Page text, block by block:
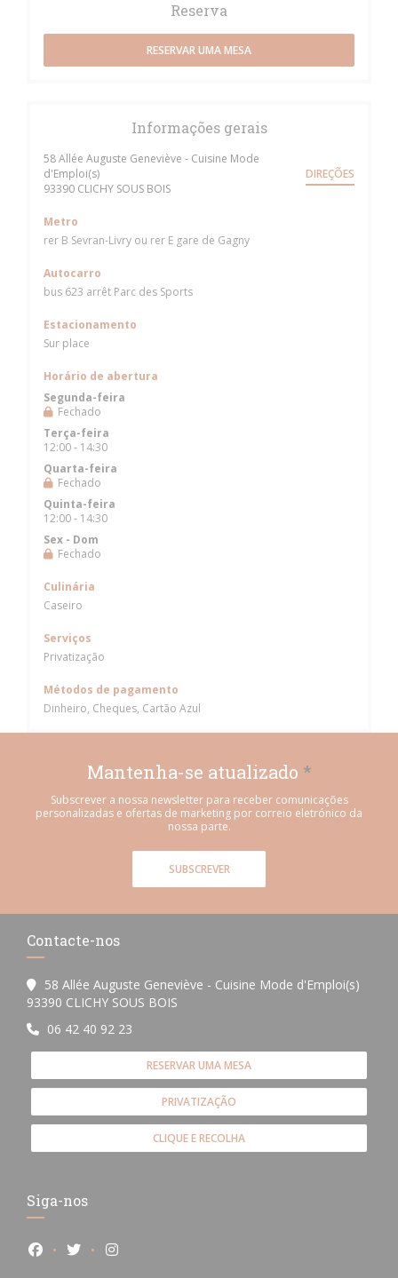
Reserva
RESERVAR UMA MESA
Informações gerais
58 Allée Auguste Geneviève - Cuisine Mode
d'Emploi(s)
93390 CLICHY SOUS BOIS((abre numa nova janela))
DIREÇÕES
Metro
rer B Sevran-Livry ou rer E gare de Gagny
Autocarro
bus 623 arrêt Parc des Sports
Estacionamento
Sur place
Horário de abertura
Segunda-feira
Fechado
Terça-feira
12:00 - 14:30
Quarta-feira
Fechado
Quinta-feira
12:00 - 14:30
Sex - Dom
Fechado
Culinária
Caseiro
Serviços
Privatização
Métodos de pagamento
Dinheiro, Cheques, Cartão Azul
Mantenha-se atualizado *
Subscrever a nossa newsletter para receber comunicações
personalizadas e ofertas de marketing por correio eletrónico da
nossa parte.
SUBSCREVER
Contacte-nos
58 Allée Auguste Geneviève - Cuisine Mode d'Emploi(s)
93390 CLICHY SOUS BOIS
06 42 40 92 23
RESERVAR UMA MESA
PRIVATIZAÇÃO
CLIQUE E RECOLHA
Siga-nos
Facebook ((abre numa nova janela))
Twitter ((abre numa nova janela))
Instagram ((abre numa nova janela))